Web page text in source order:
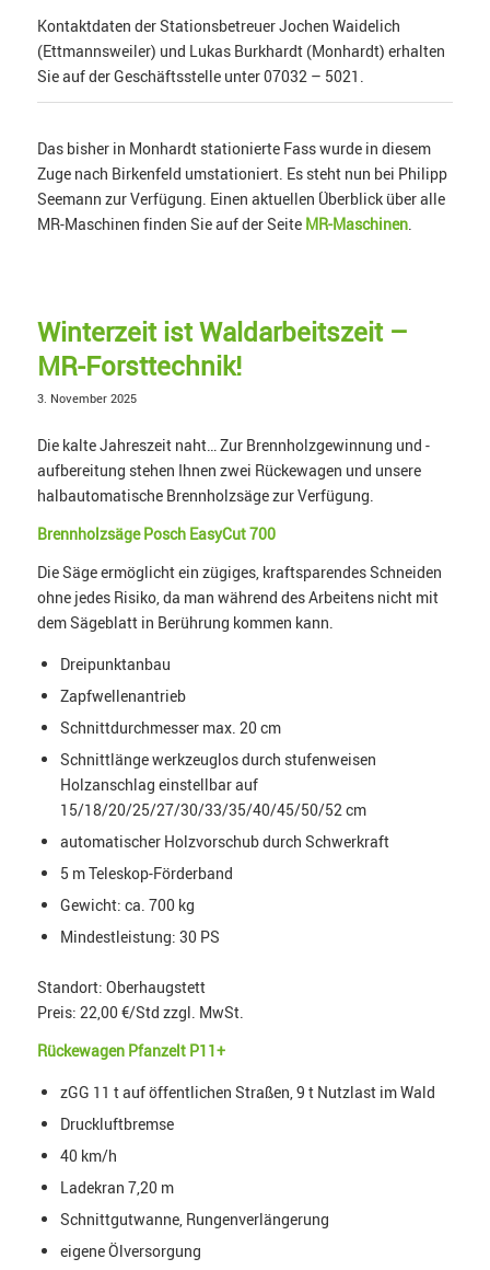
Kontaktdaten der Stationsbetreuer Jochen Waidelich
(Ettmannsweiler) und Lukas Burkhardt (Monhardt) erhalten
Sie auf der Geschäftsstelle unter 07032 – 5021.
Das bisher in Monhardt stationierte Fass wurde in diesem
Zuge nach Birkenfeld umstationiert. Es steht nun bei Philipp
Seemann zur Verfügung. Einen aktuellen Überblick über alle
MR-Maschinen finden Sie auf der Seite MR-Maschinen.
Winterzeit ist Waldarbeitszeit –
MR-Forsttechnik!
3. November 2025
Die kalte Jahreszeit naht… Zur Brennholzgewinnung und -
aufbereitung stehen Ihnen zwei Rückewagen und unsere
halbautomatische Brennholzsäge zur Verfügung.
Brennholzsäge Posch EasyCut 700
Die Säge ermöglicht ein zügiges, kraftsparendes Schneiden
ohne jedes Risiko, da man während des Arbeitens nicht mit
dem Sägeblatt in Berührung kommen kann.
Dreipunktanbau
Zapfwellenantrieb
Schnittdurchmesser max. 20 cm
Schnittlänge werkzeuglos durch stufenweisen
Holzanschlag einstellbar auf
15/18/20/25/27/30/33/35/40/45/50/52 cm
automatischer Holzvorschub durch Schwerkraft
5 m Teleskop-Förderband
Gewicht: ca. 700 kg
Mindestleistung: 30 PS
Standort: Oberhaugstett
Preis: 22,00 €/Std zzgl. MwSt.
Rückewagen Pfanzelt P11+
zGG 11 t auf öffentlichen Straßen, 9 t Nutzlast im Wald
Druckluftbremse
40 km/h
Ladekran 7,20 m
Schnittgutwanne, Rungenverlängerung
eigene Ölversorgung